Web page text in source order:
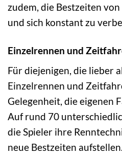
zudem, die Bestzeiten
und sich konstant zu
Einzelrennen und
Für diejenigen, die lieber
Einzelrennen und
Gelegenheit, die eigenen
Auf rund 70
die Spieler ihre
neue Bestzeiten